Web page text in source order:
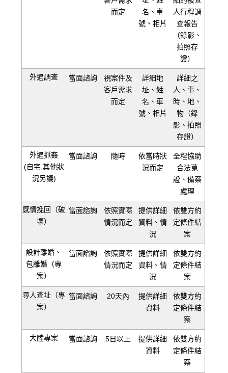
而定
名、車
號、相片
人行程調
查報告
（錄影、
拍照存
證）
外遇調查 當面諮詢
視案件及
客戶需求
而定
詳細地
址、姓
名、車
號、相片
詳細之
人、事、
時、地、
物（錄
影、拍照
存證）
外遇抓姦
(自宅,其他狀
況另議)
當面諮詢 隨時
依當時狀
況而定
全程協助
合法蒐
證、備案
處理
感情挽回（破
壞）
當面諮詢
依照實際
情況而定
提供詳細
資料、情
況
依雙方約
定條件結
案
設計離婚、
包離婚（專
案）
當面諮詢
依照實際
情況而定
提供詳細
資料、情
況
依雙方約
定條件結
案
尋人查址（專
案）
當面諮詢 20天內
提供詳細
資料
依雙方約
定條件結
案
大陸專案 當面諮詢 5日以上
提供詳細
資料
依雙方約
定條件結
案